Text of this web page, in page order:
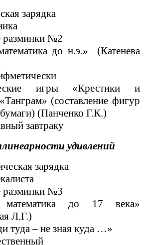
зарядка
разминки №2
до н.э.» (Катенева
игры «Крестики и
(составление фигур
(Панченко Г.К.)
завтраку
удивлений
зарядка
разминки №3
математика до 17 века»
Л.Г.)
туда – не зная куда …»